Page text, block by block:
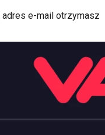
adres e-mail otrzymasz